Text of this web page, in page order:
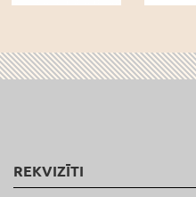
REKVIZĪTI